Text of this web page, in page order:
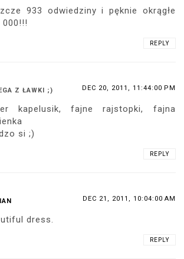
933 odwiedziny i pęknie okrągłe
000!!!
REPLY
Z ŁAWKI ;) DEC 20, 2011, 11:44:00 PM
kapelusik, fajne rajstopki, fajna
si ;)
REPLY
DEC 21, 2011, 10:04:00 AM
dress.
REPLY